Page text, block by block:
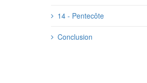
14 - Pentecôte
Conclusion